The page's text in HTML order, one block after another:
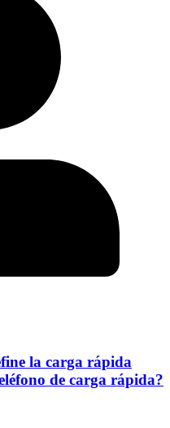
la carga rápida
de carga rápida?